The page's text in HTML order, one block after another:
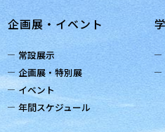
企画展・イベント
常設展示
企画展・特別展
イベント
年間スケジュール